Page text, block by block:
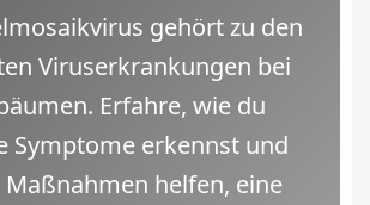
gehört zu den
Viruserkrankungen bei
Erfahre, wie du
Symptome erkennst und
helfen, eine